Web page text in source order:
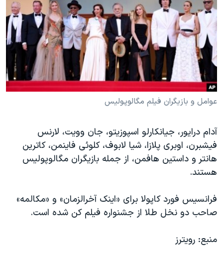
عوامل و بازیگران فیلم مگالوپولیس
آدام درایور، جیانکارلو اسپوزیتو، جان وویت، لارنس
فیشبرن، اوبری پلازا، شیا لابوف، کلوئی فاینمن، کاترین
هانتر و داستین هافمن، از جمله بازیگران مگالوپولیس
هستند.
فرانسیس فورد کاپولا برای «اینک آخرالزمان» و «مکالمه»
صاحب دو نخل طلا از جشنواره فیلم کن شده است.
منبع: رویترز